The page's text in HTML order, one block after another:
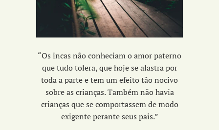
“Os incas não conheciam o amor paterno
que tudo tolera, que hoje se alastra por
toda a parte e tem um efeito tão nocivo
sobre as crianças. Também não havia
crianças que se comportassem de modo
exigente perante seus pais.”